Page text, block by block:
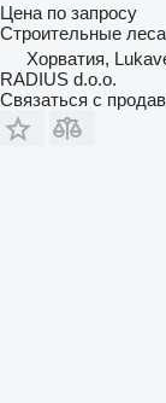
Цена по запросу
Строительные леса
Хорватия,
RADIUS d.o.o.
Связаться с